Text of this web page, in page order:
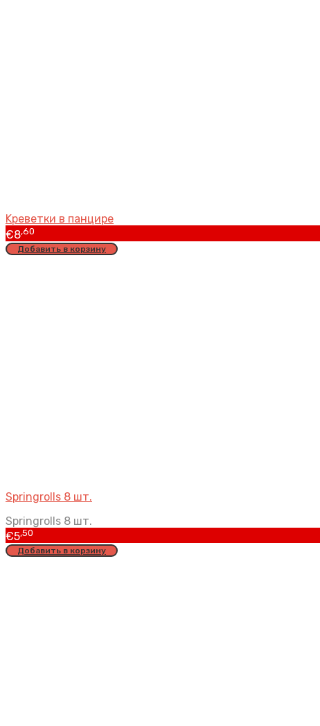
Kреветки в панцире
€8,60
Добавить в корзину
Springrolls 8 шт.
Springrolls 8 шт.
€5,50
Добавить в корзину